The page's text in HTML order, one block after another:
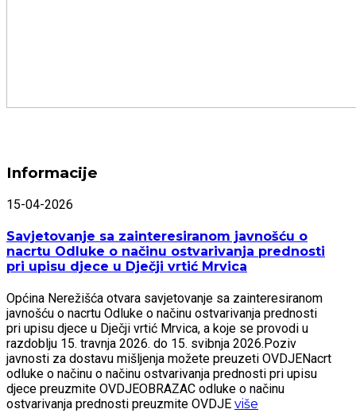
Informacije
15-04-2026
Savjetovanje sa zainteresiranom javnošću o
nacrtu Odluke o načinu ostvarivanja prednosti
pri upisu djece u Dječji vrtić Mrvica
Općina Nerežišća otvara savjetovanje sa zainteresiranom
javnošću o nacrtu Odluke o načinu ostvarivanja prednosti
pri upisu djece u Dječji vrtić Mrvica, a koje se provodi u
razdoblju 15. travnja 2026. do 15. svibnja 2026.Poziv
javnosti za dostavu mišljenja možete preuzeti OVDJENacrt
odluke o načinu o načinu ostvarivanja prednosti pri upisu
djece preuzmite OVDJEOBRAZAC odluke o načinu
ostvarivanja prednosti preuzmite OVDJE više